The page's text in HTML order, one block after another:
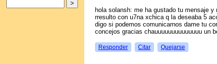
hola solansh: me ha gustado tu mensaje
rresulto con u7na xchica q la deseaba 5
digo si podemos comunicarnos dame tu
concejos gracias chauuuuuuuuuuuuuu un
Responder Citar Quejarse